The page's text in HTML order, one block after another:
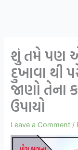
શું તમે પણ
દુખાવા થી
જાણો તેના
ઉપાયો
Leave a Comment /